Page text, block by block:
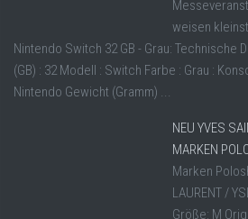
weisen
Nintendo Switch 32 GB - Grau: Technische
(GB) : 32 Modell : Switch Farbe : Grau :
Nintendo Gewicht (Gramm) ...
NEU YVES
MARKEN
Marken
LAURENT /
Größe: M